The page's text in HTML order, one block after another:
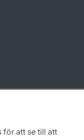
för att se till att